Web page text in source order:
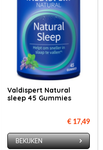
Valdispert Natural
sleep 45 Gummies
€ 17,49
BEKIJKEN